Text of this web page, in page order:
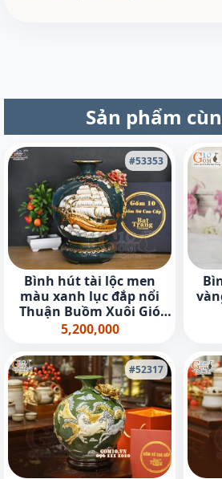
Sản phẩm
#53353
Bình hút tài lộc men
màu xanh lục đắp nổi
Thuận Buồm Xuôi Gió
kênh vẽ vàng 24k, cao
25cm
5,200,000
#52317